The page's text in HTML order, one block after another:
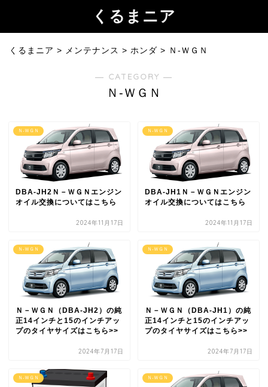
くるまニア
くるまニア > メンテナンス > ホンダ > Ｎ-ＷＧＮ
― CATEGORY ―
Ｎ-ＷＧＮ
Ｎ-ＷＧＮ
DBA-JH2Ｎ－ＷＧＮエンジン
オイル交換についてはこちら
2024年11月17日
Ｎ-ＷＧＮ
DBA-JH1Ｎ－ＷＧＮエンジン
オイル交換についてはこちら
2024年11月17日
Ｎ-ＷＧＮ
Ｎ－ＷＧＮ（DBA-JH2）の純
正14インチと15のインチアッ
プのタイヤサイズはこちら>>
2024年7月17日
Ｎ-ＷＧＮ
Ｎ－ＷＧＮ（DBA-JH1）の純
正14インチと15のインチアッ
プのタイヤサイズはこちら>>
2024年7月17日
Ｎ-ＷＧＮ Ｎ-ＷＧＮ